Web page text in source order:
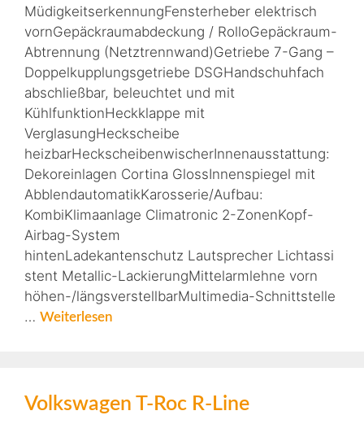
MüdigkeitserkennungFensterheber elektrisch
vornGepäckraumabdeckung / RolloGepäckraum-
Abtrennung (Netztrennwand)Getriebe 7-Gang –
Doppelkupplungsgetriebe DSGHandschuhfach
abschließbar, beleuchtet und mit
KühlfunktionHeckklappe mit
VerglasungHeckscheibe
heizbarHeckscheibenwischerInnenausstattung:
Dekoreinlagen Cortina GlossInnenspiegel mit
AbblendautomatikKarosserie/Aufbau:
KombiKlimaanlage Climatronic 2-ZonenKopf-
Airbag-System
hintenLadekantenschutz Lautsprecher Lichtassi
stent Metallic-LackierungMittelarmlehne vorn
höhen-/längsverstellbarMultimedia-Schnittstelle
… Weiterlesen
Volkswagen T-Roc R-Line